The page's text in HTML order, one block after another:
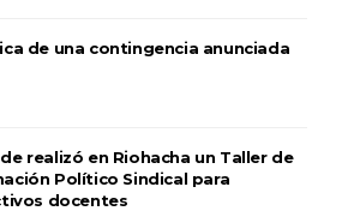
de una contingencia anunciada
realizó en Riohacha un Taller de
Político Sindical para
docentes